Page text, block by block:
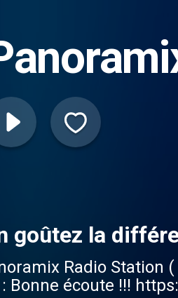
goûtez la
Radio Station
: Bonne écoute !!!